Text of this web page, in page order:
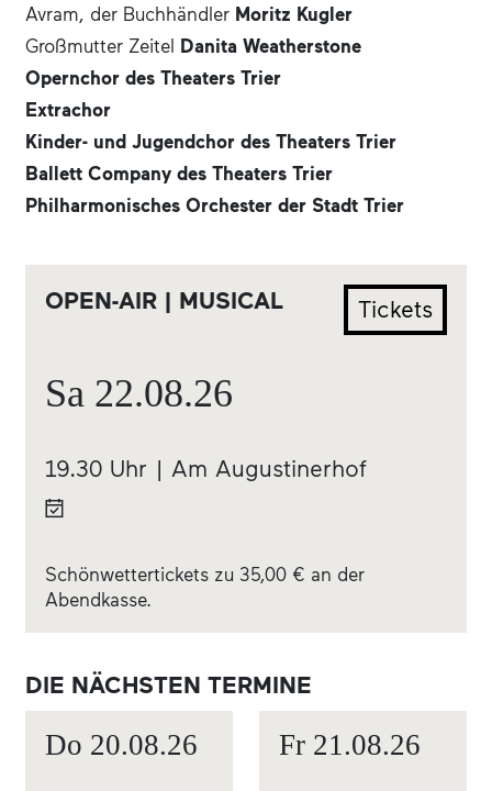
Avram, der Buchhändler Moritz Kugler
Großmutter Zeitel Danita Weatherstone
Opernchor des Theaters Trier
Extrachor
Kinder- und Jugendchor des Theaters Trier
Ballett Company des Theaters Trier
Philharmonisches Orchester der Stadt Trier
OPEN-AIR | MUSICAL Tickets
Sa 22.08.26
19.30 Uhr | Am Augustinerhof
Schönwettertickets zu 35,00 € an der
Abendkasse.
DIE NÄCHSTEN TERMINE
Do 20.08.26 Fr 21.08.26